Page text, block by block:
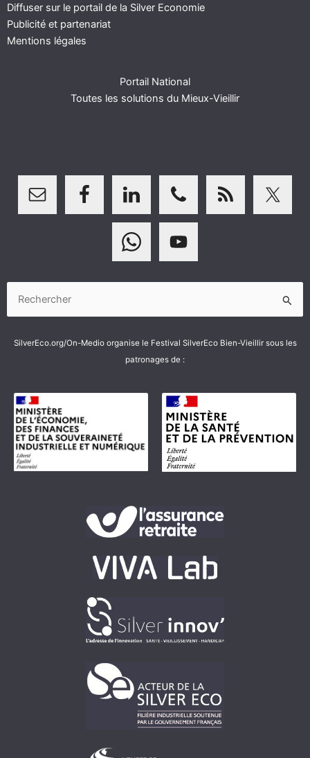
Diffuser sur le portail de la Silver Economie
Publicité et partenariat
Mentions légales
Portail National
Toutes les solutions du Mieux-Vieillir
SilverEco.org/On-Medio organise le Festival SilverEco Bien-Vieillir sous les
patronages de :